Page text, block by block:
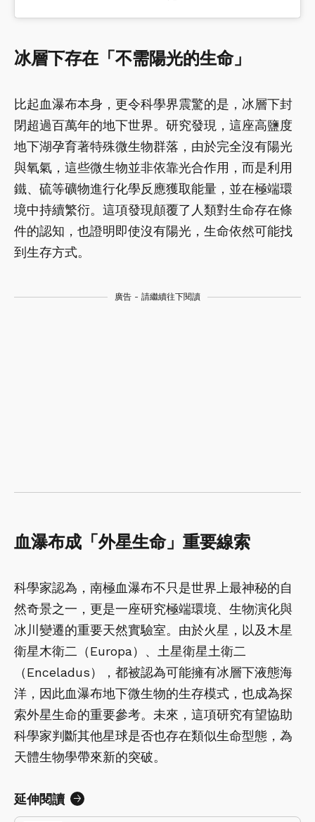
冰層下存在「不需陽光的生命」
比起血瀑布本身，更令科學界震驚的是，冰層下封
閉超過百萬年的地下世界。研究發現，這座高鹽度
地下湖孕育著特殊微生物群落，由於完全沒有陽光
與氧氣，這些微生物並非依靠光合作用，而是利用
鐵、硫等礦物進行化學反應獲取能量，並在極端環
境中持續繁衍。這項發現顛覆了人類對生命存在條
件的認知，也證明即使沒有陽光，生命依然可能找
到生存方式。
廣告 - 請繼續往下閱讀
血瀑布成「外星生命」重要線索
科學家認為，南極血瀑布不只是世界上最神秘的自
然奇景之一，更是一座研究極端環境、生物演化與
冰川變遷的重要天然實驗室。由於火星，以及木星
衛星木衛二（Europa）、土星衛星土衛二
（Enceladus），都被認為可能擁有冰層下液態海
洋，因此血瀑布地下微生物的生存模式，也成為探
索外星生命的重要參考。未來，這項研究有望協助
科學家判斷其他星球是否也存在類似生命型態，為
天體生物學帶來新的突破。
延伸閱讀